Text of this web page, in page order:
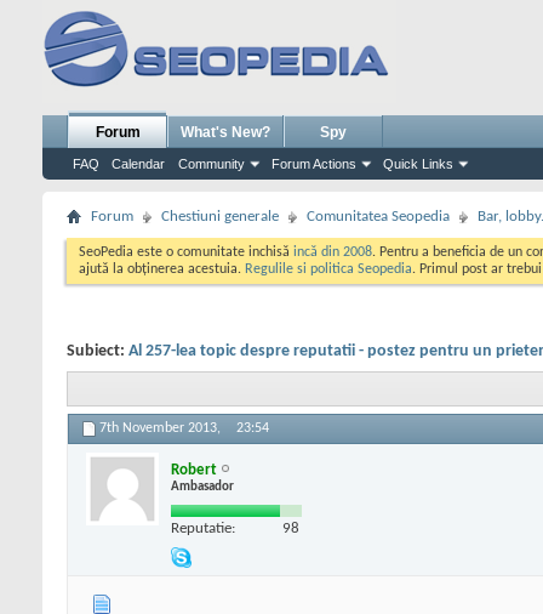
Forum
FAQ Calendar Community Forum Actions Quick Links
What's New? Spy
Forum Chestiuni generale Comunitatea Seopedia Bar,
SeoPedia este o comunitate inchisă incă din 2008. Pentru a beneficia de un
ajută la obținerea acestuia. Regulile si politica Seopedia. Primul post ar
Subiect: Al 257-lea topic despre reputatii - postez pentru un
7th November 2013, 23:54
Robert
Ambasador
Reputatie: 98